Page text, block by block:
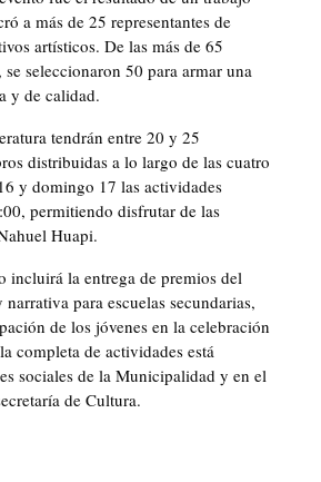
a más de 25 representantes de
artísticos. De las más de 65
seleccionaron 50 para armar una
y de calidad.
tendrán entre 20 y 25
distribuidas a lo largo de las cuatro
y domingo 17 las actividades
permitiendo disfrutar de las
Huapi.
incluirá la entrega de premios del
para escuelas secundarias,
de los jóvenes en la celebración
completa de actividades está
sociales de la Municipalidad y en el
de Cultura.